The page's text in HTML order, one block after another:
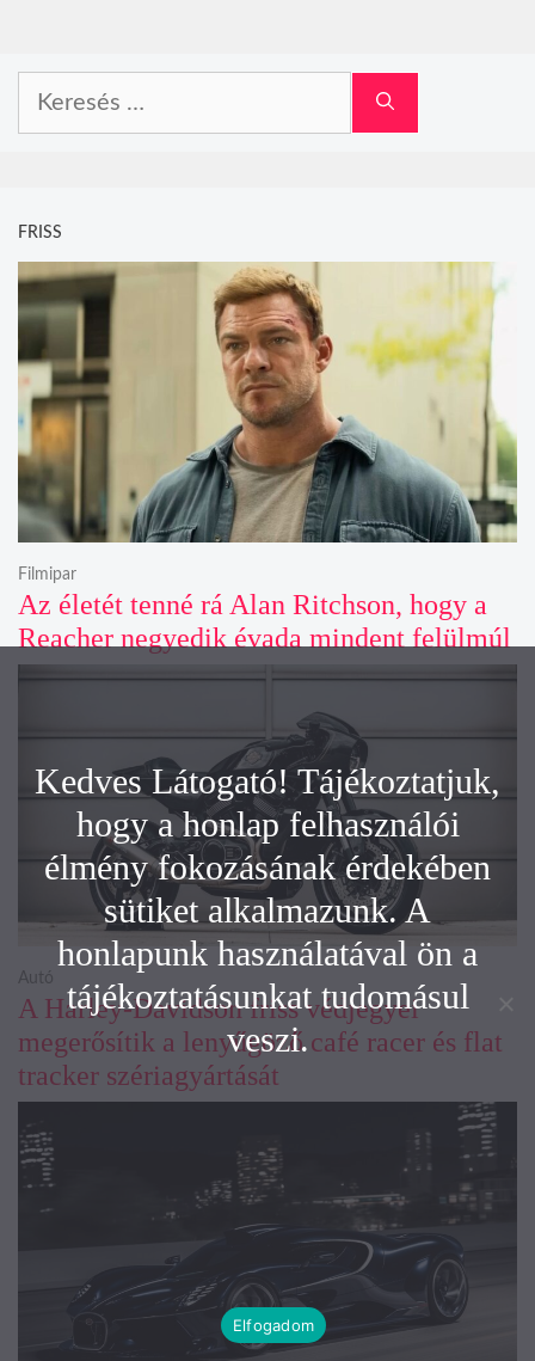
FRISS
Az életét tenné rá Alan Ritchson, hogy a
Reacher negyedik évada mindent felülmúl
Filmipar
A Harley-Davidson friss védjegyei
megerősítik a lenyűgöző café racer és flat
tracker szériagyártását
Autó
Kedves Látogató! Tájékoztatjuk,
hogy a honlap felhasználói
élmény fokozásának érdekében
sütiket alkalmazunk. A
honlapunk használatával ön a
tájékoztatásunkat tudomásul
veszi.
Elfogadom